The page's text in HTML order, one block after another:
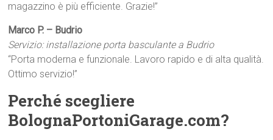
magazzino è più efficiente. Grazie!”
Marco P. – Budrio
Servizio: installazione porta basculante a Budrio
“Porta moderna e funzionale. Lavoro rapido e di alta qualità.
Ottimo servizio!”
Perché scegliere
BolognaPortoniGarage.com?